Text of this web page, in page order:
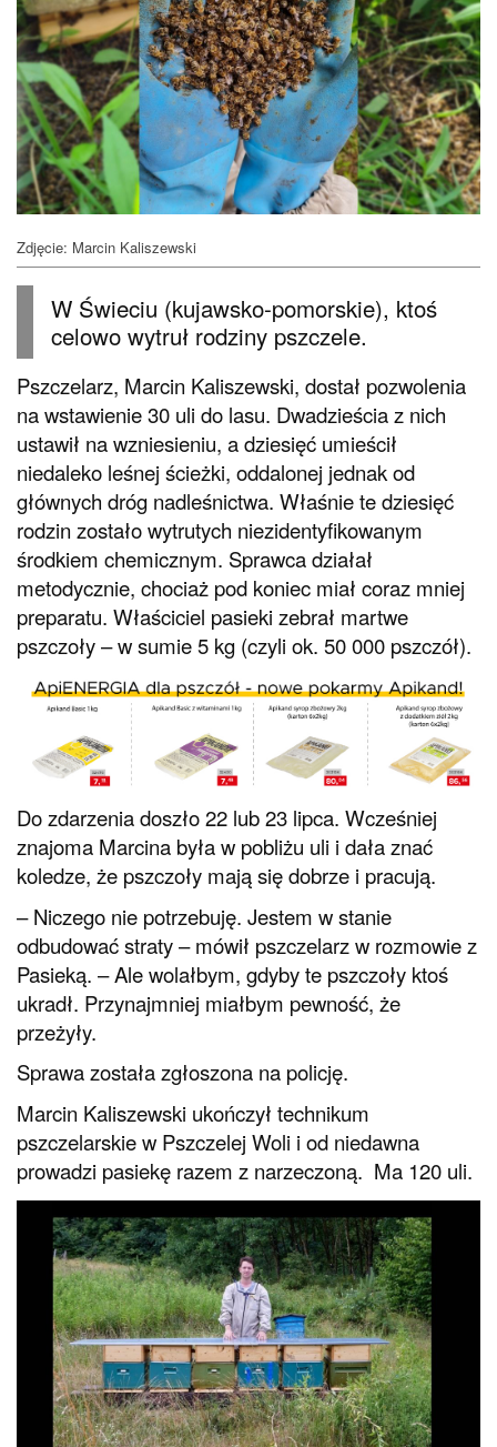
Zdjęcie: Marcin Kaliszewski
W Świeciu (kujawsko-pomorskie), ktoś
celowo wytruł rodziny pszczele.
Pszczelarz, Marcin Kaliszewski, dostał pozwolenia
na wstawienie 30 uli do lasu. Dwadzieścia z nich
ustawił na wzniesieniu, a dziesięć umieścił
niedaleko leśnej ścieżki, oddalonej jednak od
głównych dróg nadleśnictwa. Właśnie te dziesięć
rodzin zostało wytrutych niezidentyfikowanym
środkiem chemicznym. Sprawca działał
metodycznie, chociaż pod koniec miał coraz mniej
preparatu. Właściciel pasieki zebrał martwe
pszczoły – w sumie 5 kg (czyli ok. 50 000 pszczół).
Do zdarzenia doszło 22 lub 23 lipca. Wcześniej
znajoma Marcina była w pobliżu uli i dała znać
koledze, że pszczoły mają się dobrze i pracują.
– Niczego nie potrzebuję. Jestem w stanie
odbudować straty – mówił pszczelarz w rozmowie z
Pasieką. – Ale wolałbym, gdyby te pszczoły ktoś
ukradł. Przynajmniej miałbym pewność, że
przeżyły.
Sprawa została zgłoszona na policję.
Marcin Kaliszewski ukończył technikum
pszczelarskie w Pszczelej Woli i od niedawna
prowadzi pasiekę razem z narzeczoną. Ma 120 uli.